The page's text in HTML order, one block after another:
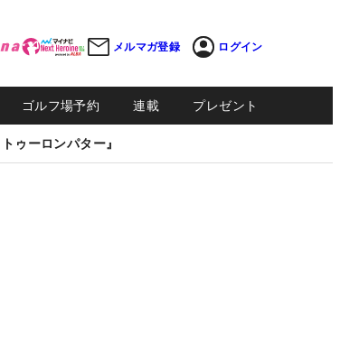
メルマガ登録 ログイン
ゴルフ場予約 連載 プレゼント
ゥーロンパター』